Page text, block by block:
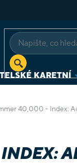
KARETNÍ
40,000 - Index: